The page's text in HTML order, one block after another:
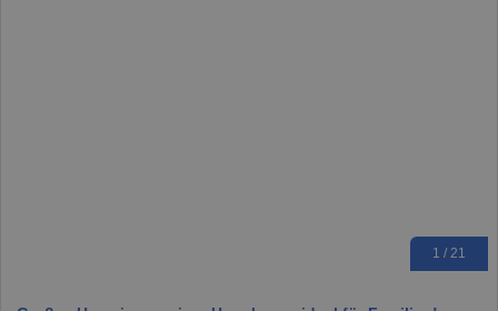
1 / 21